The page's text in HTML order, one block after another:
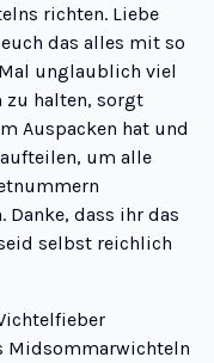
richten. Liebe
das alles mit so
unglaublich viel
zu halten, sorgt
Auspacken hat und
um alle
dass ihr das
selbst reichlich
Midsommarwichteln